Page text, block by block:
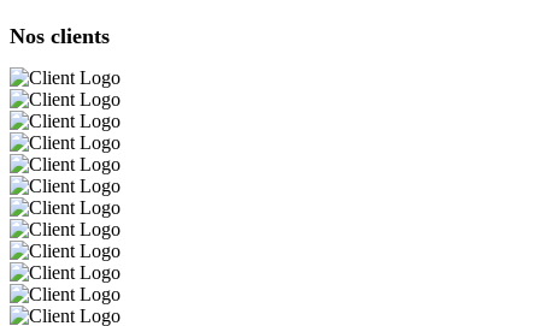
Nos clients